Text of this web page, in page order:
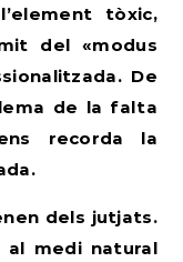
tòxic,
del «modus
De
de la falta
recorda la
dels jutjats.
al medi natural